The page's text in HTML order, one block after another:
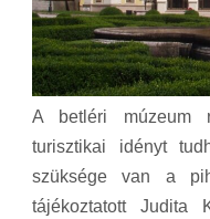
A betléri múzeum
turisztikai idényt
szüksége van a
tájékoztatott Judita